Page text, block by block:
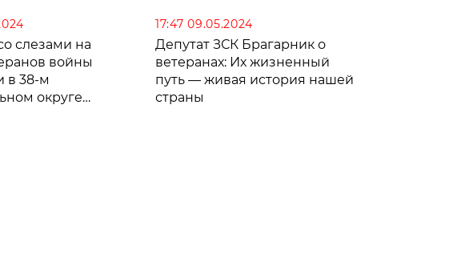
слезами на
войны
в 38-м
округе
17:47 09.05.2024
Депутат ЗСК Брагарник о
ветеранах: Их жизненный
путь — живая история нашей
страны